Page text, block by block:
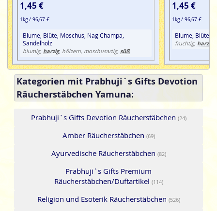
1,45 €
1kg / 96,67 €
Blume, Blüte, Moschus, Nag Champa,
Sandelholz
blumig, harzig, hölzern, moschusartig, süß
1,45 €
1kg / 96,67 €
Blume, Blüte,
fruchtig, harzig
Kategorien mit Prabhuji´s Gifts Devotion
Räucherstäbchen Yamuna:
Prabhuji`s Gifts Devotion Räucherstäbchen (24)
Amber Räucherstäbchen (69)
Ayurvedische Räucherstäbchen (82)
Prabhuji`s Gifts Premium
Räucherstäbchen/Duftartikel (114)
Religion und Esoterik Räucherstäbchen (526)